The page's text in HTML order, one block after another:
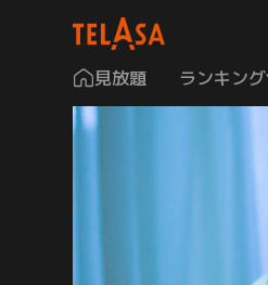
見放題 ランキング